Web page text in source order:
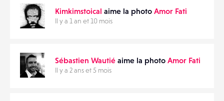
MATÉRIELS
ÉVÉNEMENTS
Kimkimstoical aime la photo Amor Fati
Il y a 1 an et 10 mois
Sébastien Wautié aime la photo Amor Fati
Il y a 2 ans et 5 mois